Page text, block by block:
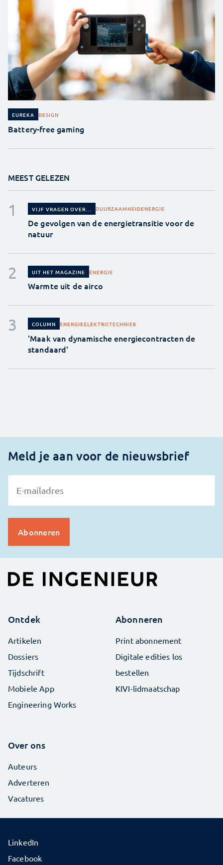
EUREKA DESIGN
Battery-free gaming
MEEST GELEZEN
VIJF VRAGEN OVER... DUURZAAMHEIDENERGIE
De gevolgen van de energietransitie voor de
natuur
UIT HET MAGAZINE ENERGIE
Warmte uit de airco
COLUMN ENERGIEELEKTROTECHNIEK
'Maak van dynamische energiecontracten de
standaard'
Meld je aan voor de nieuwsbrief
Ontdek
Artikelen
Dossiers
Tijdschrift
Mobiele App
Engineering Works
Abonneren
Print abonnement
Digitale edities los
bestellen
KIVI-lidmaatschap
Over ons
Auteurs
Adverteren
Vacatures
LinkedIn
Facebook